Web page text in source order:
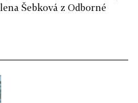
Šebková z Odborné